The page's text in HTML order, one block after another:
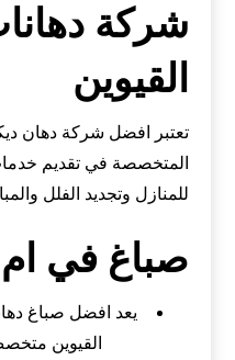
شركة
القيوين
تعتبر افضل شركة دهان
المتخصصة في تقديم
للمنازل وتجديد الفلل
صباغ في ام
يعد افضل صباغ
القيوين